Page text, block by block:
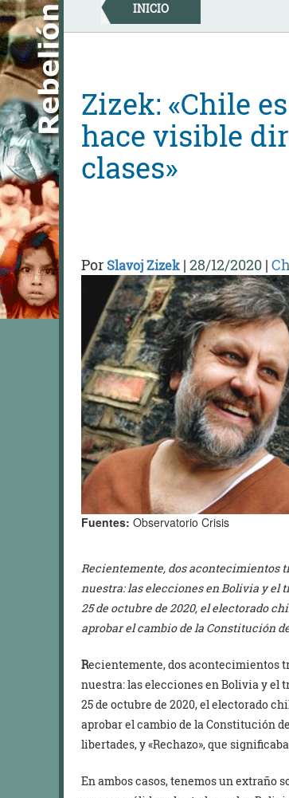
Skip
to
content
INICIO
Zizek: «Chile
hace visible
clases»
Por Slavoj Zizek | 28/12/2020 |
Fuentes: Observatorio Crisis
Recientemente, dos acontecimientos
nuestra: las elecciones en Bolivia y el
25 de octubre de 2020, el electorado
aprobar el cambio de la Constitución
Recientemente, dos acontecimientos
nuestra: las elecciones en Bolivia y el
25 de octubre de 2020, el electorado
aprobar el cambio de la Constitución
libertades, y «Rechazo», que
En ambos casos, tenemos un extraño